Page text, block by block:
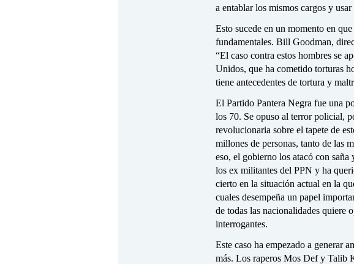
a entablar los mismos cargos y
Esto sucede en un momento en
fundamentales. Bill Goodman,
“El caso contra estos hombres se
Unidos, que ha cometido torturas
tiene antecedentes de tortura y
El Partido Pantera Negra fue una
los 70. Se opuso al terror policial,
revolucionaria sobre el tapete de
millones de personas, tanto de las
eso, el gobierno los atacó con
los ex militantes del PPN y ha
cierto en la situación actual en la
cuales desempeña un papel
de todas las nacionalidades quiere
interrogantes.
Este caso ha empezado a generar
más. Los raperos Mos Def y Talib